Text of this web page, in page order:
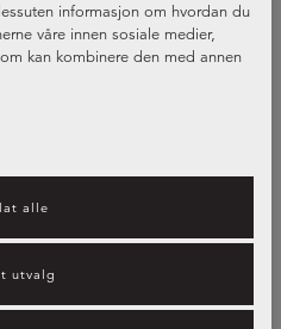
informasjon om hvordan du
våre innen sosiale medier,
kan kombinere den med annen
for dem, eller som de har samlet
alle
utvalg